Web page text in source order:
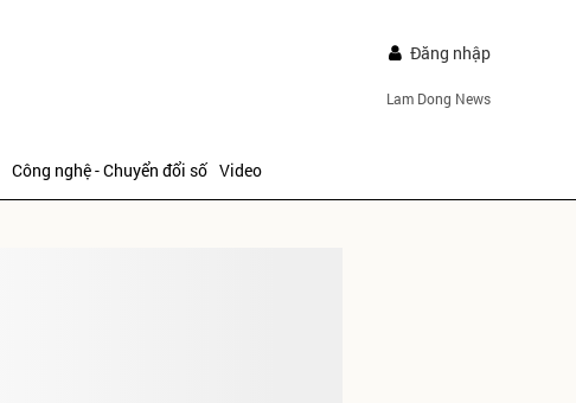
Đăng nhập
Lam Dong News
Công nghệ - Chuyển đổi số Video